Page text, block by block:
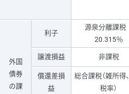
外国
債券
の課
利子
源泉分離課税
20.315％
譲渡損益 非課税
償還差損
益
総合課税（雑所得
税率）